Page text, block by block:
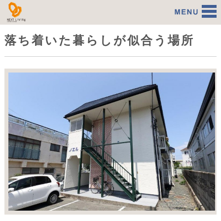
アパート・マンションの経営代行
落ち着いた暮らしが似合う場所